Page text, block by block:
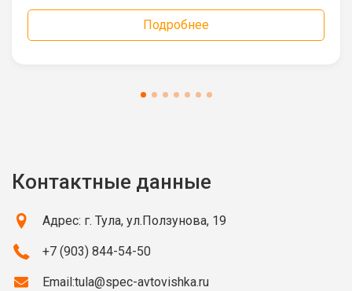
Подробнее
Контактные данные
Адрес: г. Тула, ул.Ползунова, 19
+7 (903) 844-54-50
Email:tula@spec-avtovishka.ru